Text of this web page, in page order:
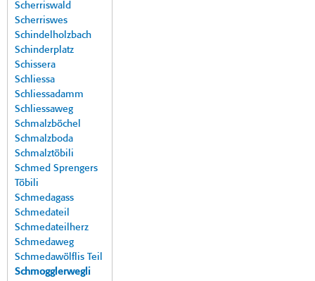
Scherriswald
Scherriswes
Schindelholzbach
Schinderplatz
Schissera
Schliessa
Schliessadamm
Schliessaweg
Schmalzböchel
Schmalzboda
Schmalztöbili
Schmed Sprengers
Töbili
Schmedagass
Schmedateil
Schmedateilherz
Schmedaweg
Schmedawölflis Teil
Schmogglerwegli